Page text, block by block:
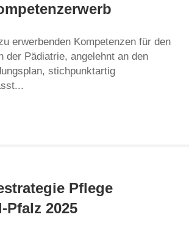
erwerbenden Kompetenzen für den
der Pädiatrie, angelehnt an den
stichpunktartig
Pflege
Pfalz 2025